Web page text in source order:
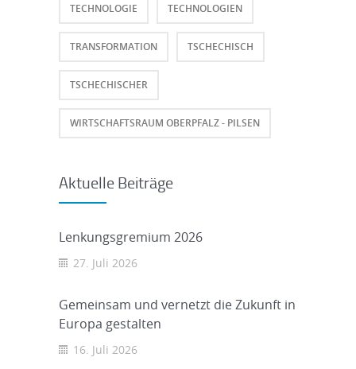
TECHNOLOGIE TECHNOLOGIEN
TRANSFORMATION TSCHECHISCH
TSCHECHISCHER
WIRTSCHAFTSRAUM OBERPFALZ - PILSEN
Aktuelle Beiträge
Lenkungsgremium 2026
27. Juli 2026
Gemeinsam und vernetzt die Zukunft in
Europa gestalten
16. Juli 2026